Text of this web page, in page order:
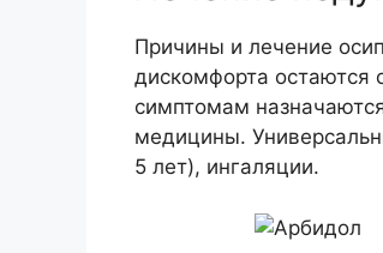
Причины и лечение
дискомфорта
симптомам
медицины.
5 лет), ингаляции.